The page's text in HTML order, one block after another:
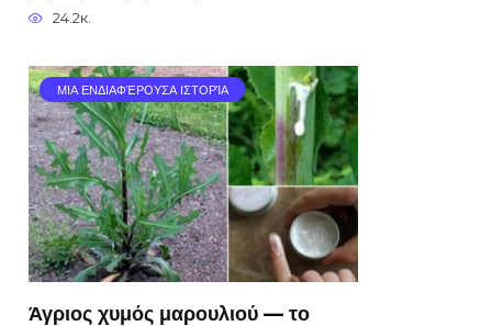
24.2к.
ΜΙΑ ΕΝΔΙΑΦΈΡΟΥΣΑ ΙΣΤΟΡΊΑ
Άγριος χυμός μαρουλιού — το